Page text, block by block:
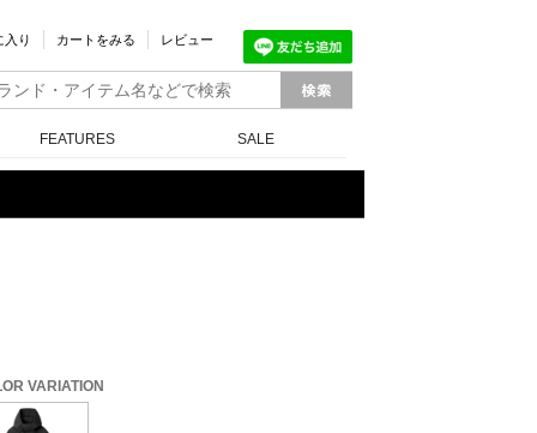
入り カートをみる レビュー
FEATURES SALE
VARIATION